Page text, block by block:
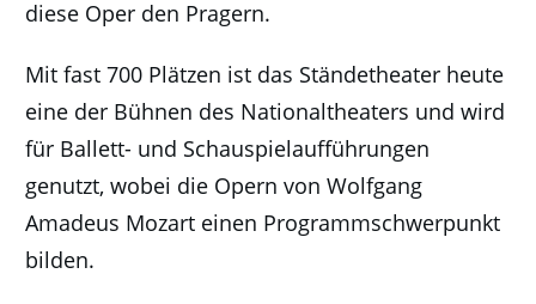
diese Oper den Pragern.
Mit fast 700 Plätzen ist das Ständetheater heute
eine der Bühnen des Nationaltheaters und wird
für Ballett- und Schauspielaufführungen
genutzt, wobei die Opern von Wolfgang
Amadeus Mozart einen Programmschwerpunkt
bilden.